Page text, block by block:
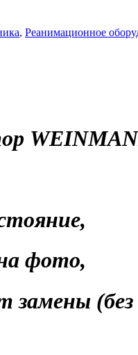
, Реанимационное
фото,